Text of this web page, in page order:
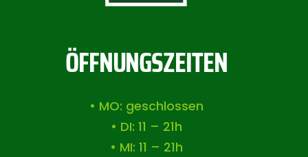
ÖFFNUNGSZEITEN
• MO: geschlossen
• DI: 11 – 21h
• MI: 11 – 21h